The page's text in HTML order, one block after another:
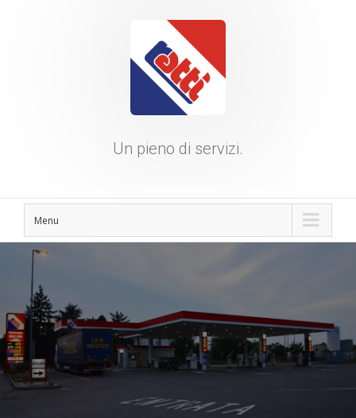
Un pieno di servizi.
Menu